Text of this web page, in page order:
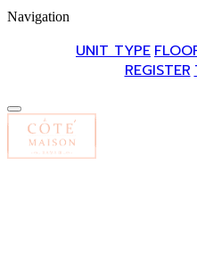
Navigation
UNIT TYPE
REGISTER